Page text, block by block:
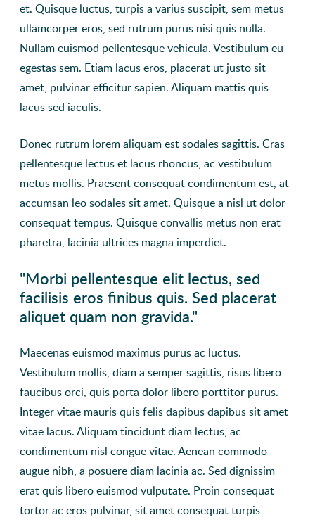
et. Quisque luctus, turpis a varius suscipit, sem metus
ullamcorper eros, sed rutrum purus nisi quis nulla.
Nullam euismod pellentesque vehicula. Vestibulum eu
egestas sem. Etiam lacus eros, placerat ut justo sit
amet, pulvinar efficitur sapien. Aliquam mattis quis
lacus sed iaculis.
Donec rutrum lorem aliquam est sodales sagittis. Cras
pellentesque lectus et lacus rhoncus, ac vestibulum
metus mollis. Praesent consequat condimentum est, at
accumsan leo sodales sit amet. Quisque a nisl ut dolor
consequat tempus. Quisque convallis metus non erat
pharetra, lacinia ultrices magna imperdiet.
"Morbi pellentesque elit lectus, sed
facilisis eros finibus quis. Sed placerat
aliquet quam non gravida."
Maecenas euismod maximus purus ac luctus.
Vestibulum mollis, diam a semper sagittis, risus libero
faucibus orci, quis porta dolor libero porttitor purus.
Integer vitae mauris quis felis dapibus dapibus sit amet
vitae lacus. Aliquam tincidunt diam lectus, ac
condimentum nisl congue vitae. Aenean commodo
augue nibh, a posuere diam lacinia ac. Sed dignissim
erat quis libero euismod vulputate. Proin consequat
tortor ac eros pulvinar, sit amet consequat turpis